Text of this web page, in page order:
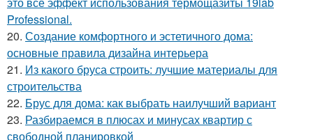
Professional.
20. Создание комфортного и эстетичного дома:
основные правила дизайна интерьера
21. Из какого бруса строить: лучшие материалы для
строительства
22. Брус для дома: как выбрать наилучший вариант
23. Разбираемся в плюсах и минусах квартир с
свободной планировкой